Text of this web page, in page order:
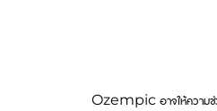
Ozempic อาจให้ความช่ว